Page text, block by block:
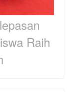
Raih